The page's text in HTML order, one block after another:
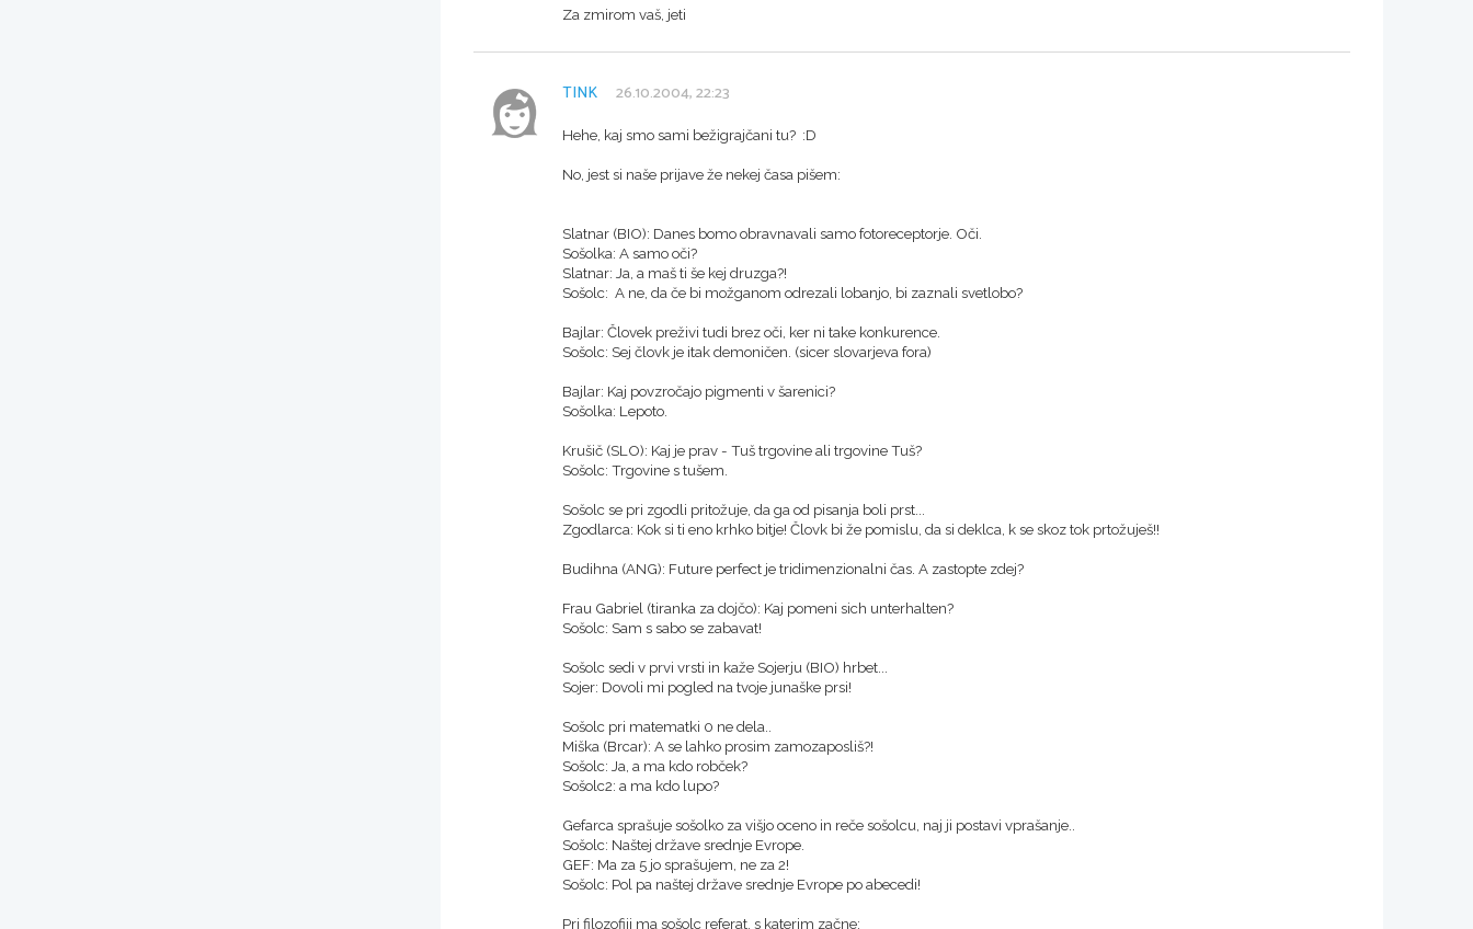
Za zmirom vaš, jeti
TINK 26.10.2004, 22:23
Hehe, kaj smo sami bežigrajčani tu? :D
No, jest si naše prijave že nekej časa pišem:
Slatnar (BIO): Danes bomo obravnavali samo fotoreceptorje. Oči.
Sošolka: A samo oči?
Slatnar: Ja, a maš ti še kej druzga?!
Sošolc: A ne, da če bi možganom odrezali lobanjo, bi zaznali svetlobo?
Bajlar: Človek preživi tudi brez oči, ker ni take konkurence.
Sošolc: Sej človk je itak demoničen. (sicer slovarjeva fora)
Bajlar: Kaj povzročajo pigmenti v šarenici?
Sošolka: Lepoto.
Krušič (SLO): Kaj je prav - Tuš trgovine ali trgovine Tuš?
Sošolc: Trgovine s tušem.
Sošolc se pri zgodli pritožuje, da ga od pisanja boli prst...
Zgodlarca: Kok si ti eno krhko bitje! Človk bi že pomislu, da si deklca, k se skoz tok prtožuješ!!
Budihna (ANG): Future perfect je tridimenzionalni čas. A zastopte zdej?
Frau Gabriel (tiranka za dojčo): Kaj pomeni sich unterhalten?
Sošolc: Sam s sabo se zabavat!
Sošolc sedi v prvi vrsti in kaže Sojerju (BIO) hrbet...
Sojer: Dovoli mi pogled na tvoje junaške prsi!
Sošolc pri matematki 0 ne dela..
Miška (Brcar): A se lahko prosim zamozaposliš?!
Sošolc: Ja, a ma kdo robček?
Sošolc2: a ma kdo lupo?
Gefarca sprašuje sošolko za višjo oceno in reče sošolcu, naj ji postavi vprašanje..
Sošolc: Naštej države srednje Evrope.
GEF: Ma za 5 jo sprašujem, ne za 2!
Sošolc: Pol pa naštej države srednje Evrope po abecedi!
Pri filozofiji ma sošolc referat, s katerim začne: